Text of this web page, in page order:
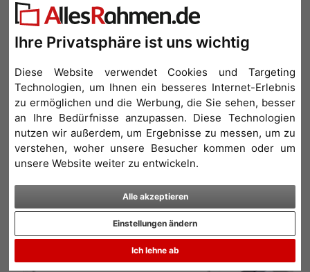
Ihre Privatsphäre ist uns wichtig
Diese Website verwendet Cookies und Targeting
Technologien, um Ihnen ein besseres Internet-Erlebnis
zu ermöglichen und die Werbung, die Sie sehen, besser
an Ihre Bedürfnisse anzupassen. Diese Technologien
nutzen wir außerdem, um Ergebnisse zu messen, um zu
verstehen, woher unsere Besucher kommen oder um
unsere Website weiter zu entwickeln.
Alle akzeptieren
Ich lehne ab
Einstellungen ändern
Familie